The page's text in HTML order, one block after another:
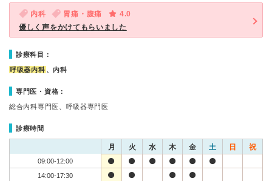
内科 胃痛・腹痛
4.0
優しく声をかけてもらいました
診療科目：
呼吸器内科 、内科
専門医・資格：
総合内科専門医、呼吸器専門医
診療時間
月 火 水 木 金 土 日 祝
09:00-12:00
14:00-17:30